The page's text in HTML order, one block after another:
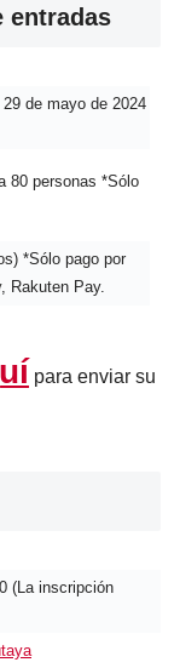
entradas
de mayo de 2024
80 personas *Sólo
*Sólo pago por
Rakuten Pay.
para enviar su
(La inscripción